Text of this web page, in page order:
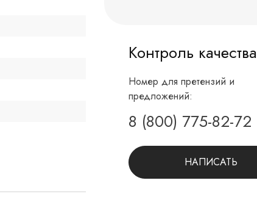
Контроль качества
Номер для претензий и
предложений:
8 (800) 775-82-72
НАПИСАТЬ